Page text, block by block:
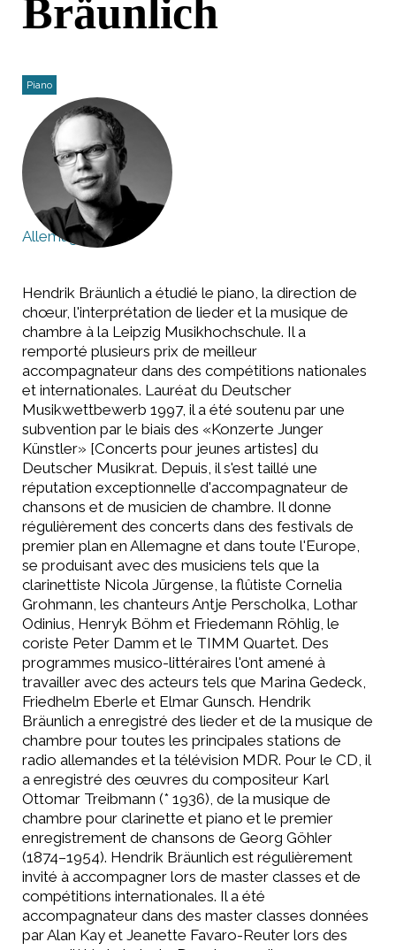
Bräunlich
Piano
Allemagne
Hendrik Bräunlich a étudié le piano, la direction de
chœur, l'interprétation de lieder et la musique de
chambre à la Leipzig Musikhochschule. Il a
remporté plusieurs prix de meilleur
accompagnateur dans des compétitions nationales
et internationales. Lauréat du Deutscher
Musikwettbewerb 1997, il a été soutenu par une
subvention par le biais des «Konzerte Junger
Künstler» [Concerts pour jeunes artistes] du
Deutscher Musikrat. Depuis, il s'est taillé une
réputation exceptionnelle d'accompagnateur de
chansons et de musicien de chambre. Il donne
régulièrement des concerts dans des festivals de
premier plan en Allemagne et dans toute l'Europe,
se produisant avec des musiciens tels que la
clarinettiste Nicola Jürgense, la flûtiste Cornelia
Grohmann, les chanteurs Antje Perscholka, Lothar
Odinius, Henryk Böhm et Friedemann Röhlig, le
coriste Peter Damm et le TIMM Quartet. Des
programmes musico-littéraires l'ont amené à
travailler avec des acteurs tels que Marina Gedeck,
Friedhelm Eberle et Elmar Gunsch. Hendrik
Bräunlich a enregistré des lieder et de la musique de
chambre pour toutes les principales stations de
radio allemandes et la télévision MDR. Pour le CD, il
a enregistré des œuvres du compositeur Karl
Ottomar Treibmann (* 1936), de la musique de
chambre pour clarinette et piano et le premier
enregistrement de chansons de Georg Göhler
(1874–1954). Hendrik Bräunlich est régulièrement
invité à accompagner lors de master classes et de
compétitions internationales. Il a été
accompagnateur dans des master classes données
par Alan Kay et Jeanette Favaro-Reuter lors des